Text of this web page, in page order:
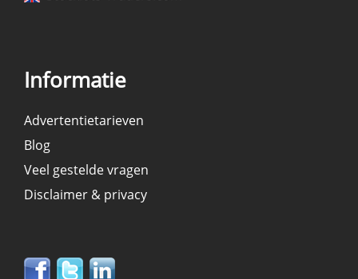
Informatie
Advertentietarieven
Blog
Veel gestelde vragen
Disclaimer & privacy